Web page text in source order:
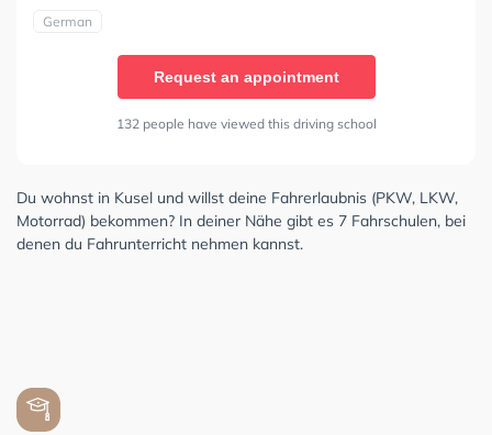
German
Request an appointment
132 people have viewed this driving school
Du wohnst in Kusel und willst deine Fahrerlaubnis (PKW, LKW,
Motorrad) bekommen? In deiner Nähe gibt es 7 Fahrschulen, bei
denen du Fahrunterricht nehmen kannst.